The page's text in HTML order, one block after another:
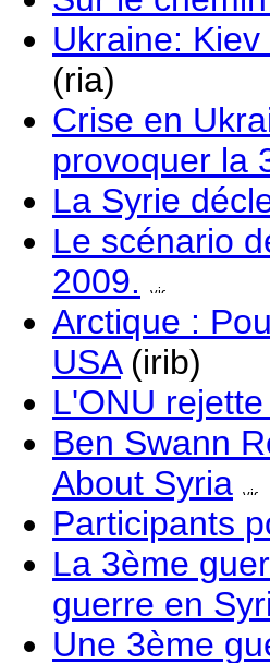
Ukraine:
(ria)
Crise en
provoquer la
La Syrie
Le scénario
2009.
Arctique :
USA(irib)
L'ONU
Ben Swann
About Syria
Participants
La 3ème
guerre en
Une 3ème